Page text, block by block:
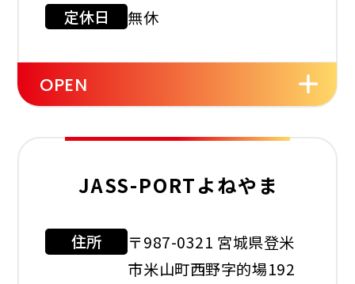
店舗サービス
ルーム
定休日
無休
利用可能カード
OPEN
JASS-PORTよねやま
住所
〒987-0321 宮城県登米
市米山町西野字的場192